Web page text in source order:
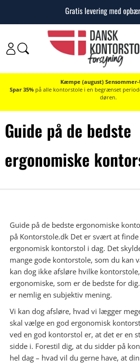
Gratis
10 års garanti på alle
Kæmpe (august) Sensommer-
Spar 35%på alle kontorstole i en begrænset
døren.
Guide på de bedste
ergonomiske
Guide på de bedste ergonomiske
på Kontorstole.dk Det er svært at finde
ergonomisk kontorstol i dag. Det
mange gode kontorstole, som du kan
kan dog ikke afsløre hvilke
ergonomiske, som er de bedste for
er nemlig en subjektiv mening.
Vi kan dog afsløre, hvad vi lægger
skal vælge en god ergonomisk
ved en god kontorstol er, at det er en
sidde i. Forestil dig, at du sidder på
hel dag – hvad vil du gerne have, at